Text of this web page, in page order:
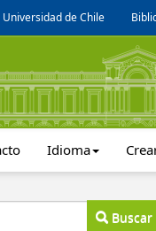
Universidad de Chile
Idioma
Buscar